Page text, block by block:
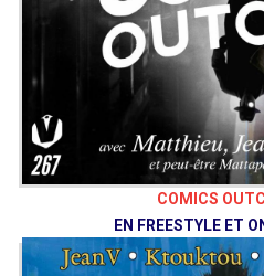
COMICS
EN FREESTYLE ET